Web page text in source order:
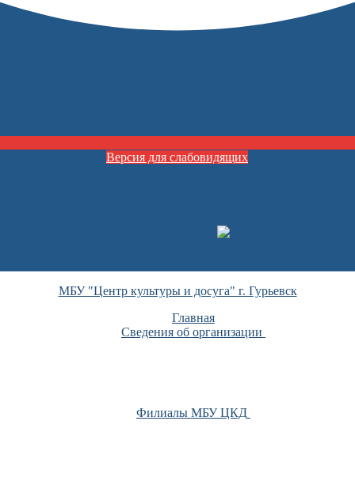
Версия для слабовидящих
МБУ "Центр культуры и досуга" г. Гурьевск
Главная
Сведения об организации
Филиалы МБУ ЦКД